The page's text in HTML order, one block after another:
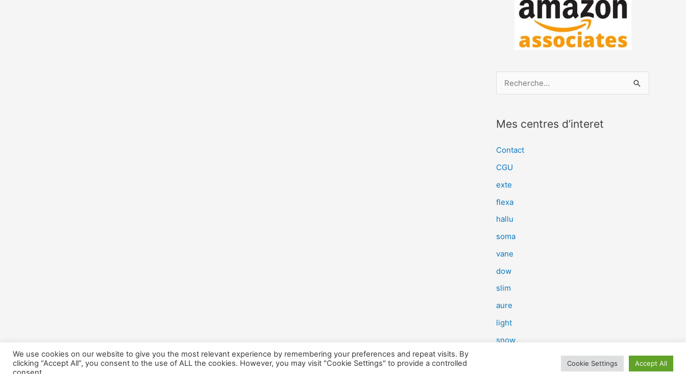
e
e
r
:
Mes centres d’interet
Contact
CGU
exte
flexa
hallu
soma
vane
dow
slim
aure
light
snow
We use cookies on our website to give you the most relevant experience by remembering your preferences and repeat visits. By
clicking “Accept All”, you consent to the use of ALL the cookies. However, you may visit "Cookie Settings" to provide a controlled
Cookie Settings Accept All